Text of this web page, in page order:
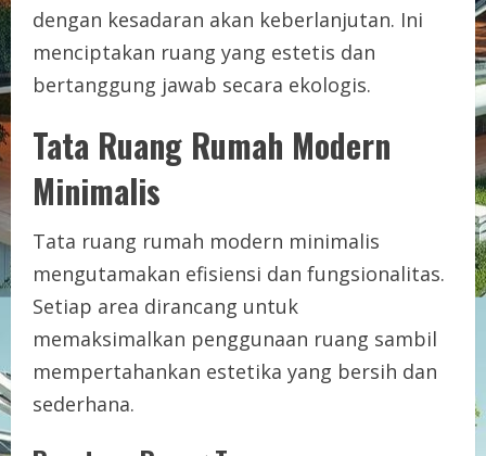
dengan kesadaran akan keberlanjutan. Ini
menciptakan ruang yang estetis dan
bertanggung jawab secara ekologis.
Tata Ruang Rumah Modern
Minimalis
Tata ruang rumah modern minimalis
mengutamakan efisiensi dan fungsionalitas.
Setiap area dirancang untuk
memaksimalkan penggunaan ruang sambil
mempertahankan estetika yang bersih dan
sederhana.